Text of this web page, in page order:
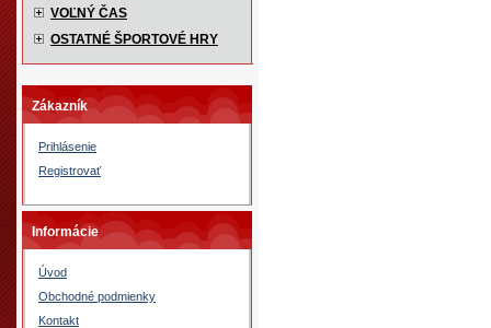
VOĽNÝ ČAS
OSTATNÉ ŠPORTOVÉ HRY
Zákazník
Prihlásenie
Registrovať
Informácie
Úvod
Obchodné podmienky
Kontakt